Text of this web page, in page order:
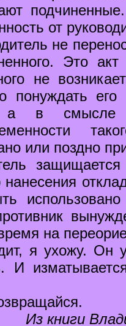
от
не
Это
не
понуждать
в смысле
или поздно
на
я ухожу. Он
И
Из книги